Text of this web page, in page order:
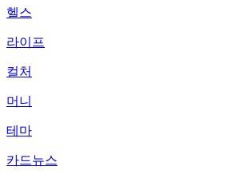
헬스
라이프
컬처
머니
테마
카드뉴스